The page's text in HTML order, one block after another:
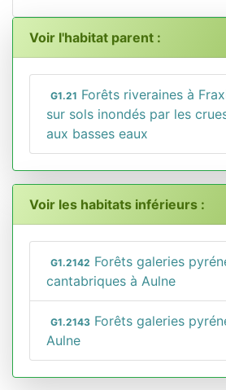
Voir l'habitat parent :
G1.21 Forêts riveraines à
sur sols inondés par les
aux basses eaux
Voir les habitats inférieurs :
G1.2142 Forêts galeries
cantabriques à Aulne
G1.2143 Forêts galeries
Aulne